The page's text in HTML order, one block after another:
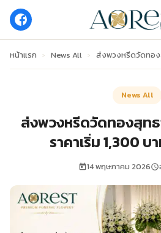
หน้าแรก › News All › ส่งพวงหรีดวัดทอง
News All
ส่งพวงหรีดวัดทองสุท
ราคาเริ่ม 1,300
14 พฤษภาคม 2026